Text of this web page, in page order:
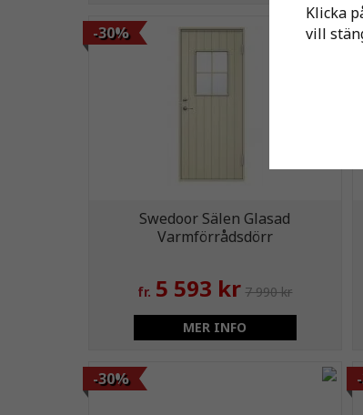
Swedoor Sälen Glasad
Varmförrådsdörr
-30%
fr. 5 593 kr 7 990 kr
MER INFO
-30%
Klicka
vill